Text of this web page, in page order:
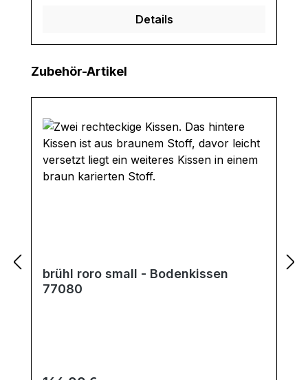
Details
Produktgalerie überspringen
Zubehör-Artikel
brühl roro small - Bodenkissen
77080